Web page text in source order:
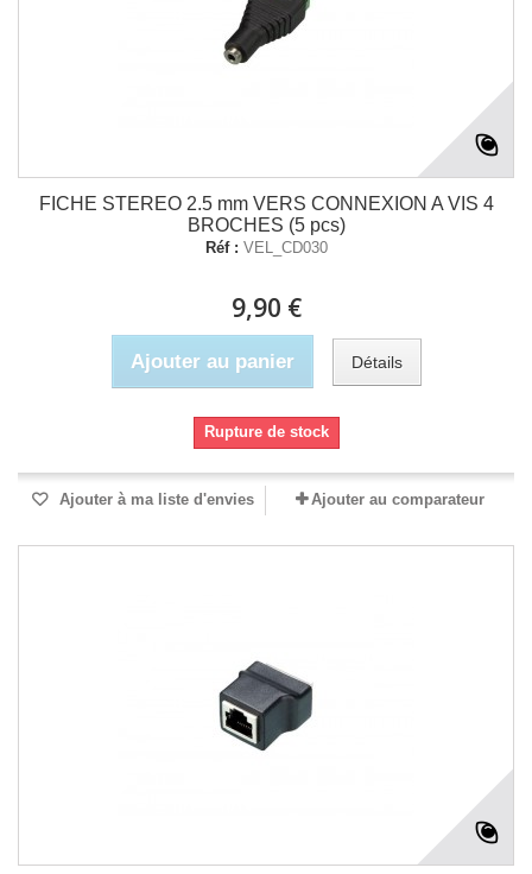
FICHE STEREO 2.5 mm VERS CONNEXION A VIS 4
BROCHES (5 pcs)
Réf : VEL_CD030
9,90 €
Ajouter au panier Détails
Rupture de stock
Ajouter à ma liste d'envies Ajouter au comparateur